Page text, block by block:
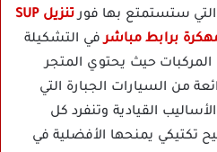
التي ستستمتع بها فور
تنزيل SUP
في التشكيلة
حيث يحتوي المتجر
من السيارات الجبارة التي
القيادية وتنفرد كل
تكتيكي يمنحها الأفضلية في